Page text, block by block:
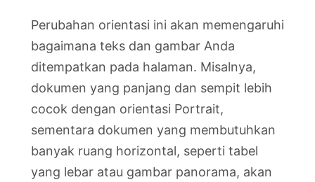
Perubahan orientasi ini akan memengaruhi
bagaimana teks dan gambar Anda
ditempatkan pada halaman. Misalnya,
dokumen yang panjang dan sempit lebih
cocok dengan orientasi Portrait,
sementara dokumen yang membutuhkan
banyak ruang horizontal, seperti tabel
yang lebar atau gambar panorama, akan